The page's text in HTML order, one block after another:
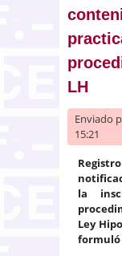
LH
Enviado
15:21
la
Ley
formuló